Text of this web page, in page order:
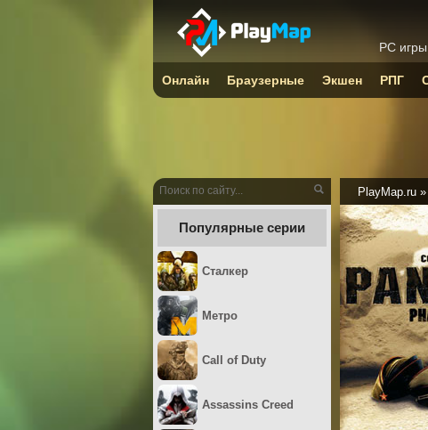
PlayMap.ru »
Популярные серии
Сталкер
Метро
Call of Duty
Assassins Creed
PC игры
Онлайн Браузерные Экшен РПГ